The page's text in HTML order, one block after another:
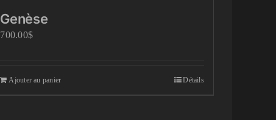
Genèse
700.00$
Ajouter au panier Détails